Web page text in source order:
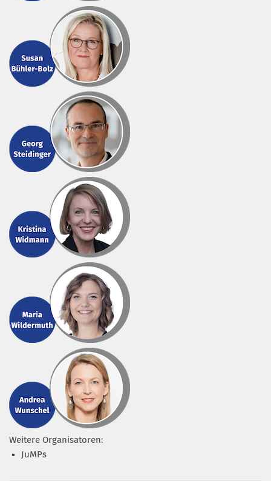
Weitere Organisatoren:
JuMPs